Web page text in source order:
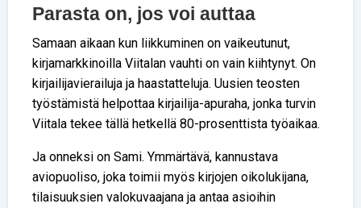
Parasta on, jos voi auttaa
Samaan aikaan kun liikkuminen on vaikeutunut,
kirjamarkkinoilla Viitalan vauhti on vain kiihtynyt. On
kirjailijavierailuja ja haastatteluja. Uusien teosten
työstämistä helpottaa kirjailija-apuraha, jonka turvin
Viitala tekee tällä hetkellä 80-prosenttista työaikaa.
Ja onneksi on Sami. Ymmärtävä, kannustava
aviopuoliso, joka toimii myös kirjojen oikolukijana,
tilaisuuksien valokuvaajana ja antaa asioihin